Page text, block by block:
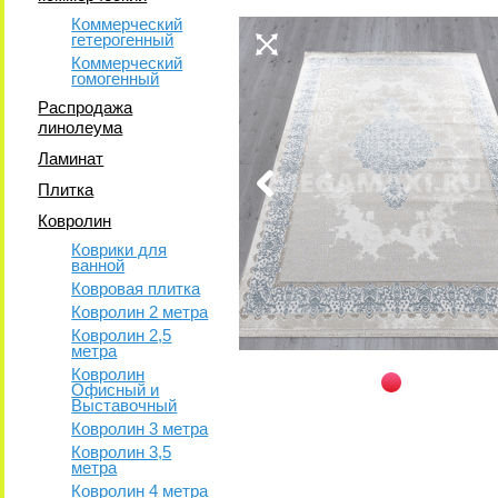
Коммерческий
гетерогенный
Коммерческий
гомогенный
Распродажа
линолеума
Ламинат
Плитка
Ковролин
Коврики для
ванной
Ковровая плитка
Ковролин 2 метра
Ковролин 2,5
метра
Ковролин
Офисный и
Выставочный
Ковролин 3 метра
Ковролин 3,5
метра
Ковролин 4 метра